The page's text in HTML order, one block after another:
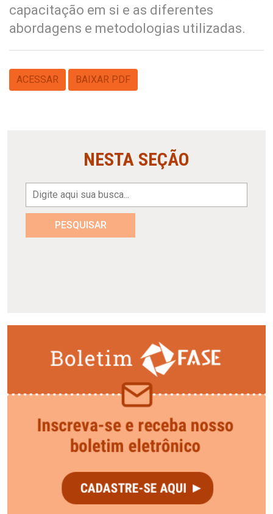
capacitação em si e as diferentes
abordagens e metodologias utilizadas.
ACESSAR BAIXAR PDF
NESTA SEÇÃO
PESQUISAR